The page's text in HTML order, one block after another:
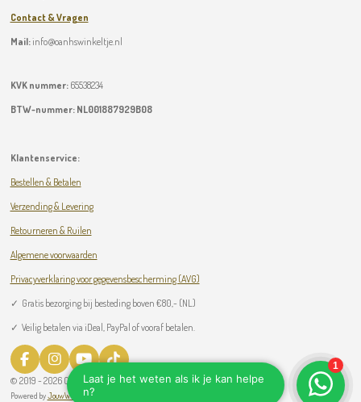
Contact & Vragen
Mail:info@oanhswinkeltje.nl
KVK nummer: 65538234
BTW-nummer: NL001887929B08
Klantenservice:
Bestellen & Betalen
Verzending & Levering
Retourneren & Ruilen
Algemene voorwaarden
Privacyverklaring voor gegevensbescherming (AVG)
✓ Gratis bezorging bij besteding boven €80,- (NL)
✓ Veilig betalen via iDeal, PayPal of vooraf betalen.
F
a
I
n
Y
o
u
T
i
© 2019 - 2026 Oanh’s Winkeltje
Powered byJouwWeb